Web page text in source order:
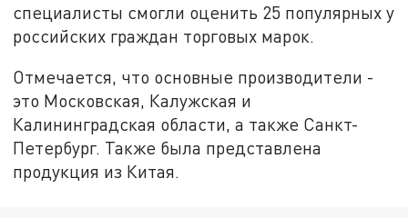
специалисты смогли оценить 25 популярных у
российских граждан торговых марок.
Отмечается, что основные производители -
это Московская, Калужская и
Калининградская области,а также Санкт-
Петербург. Также была представлена
продукция из Китая.